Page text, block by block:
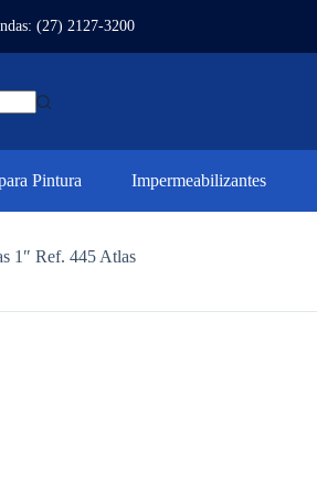
(27) 2127-3200
Pintura Impermeabilizantes
1″ Ref. 445 Atlas